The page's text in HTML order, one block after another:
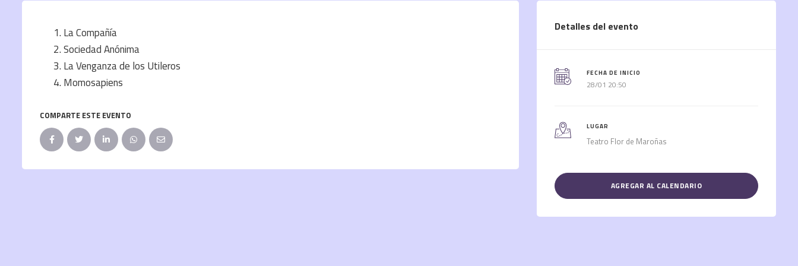
La Compañía
Sociedad Anónima
La Venganza de los Utileros
Momosapiens
COMPARTE ESTE EVENTO
Detalles del evento
FECHA DE INICIO
28/01 20:50
LUGAR
Teatro Flor de Maroñas
AGREGAR AL CALENDARIO